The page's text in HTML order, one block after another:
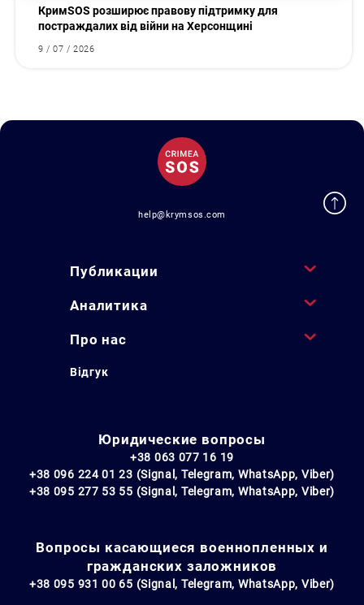
КримSOS розширює правову підтримку для
постраждалих від війни на Херсонщині
9 / 07 / 2026
help@krymsos.com
Публикации
Аналитика
Про нас
Відгук
Юридические вопросы
+38 063 077 16 19
+38 096 224 01 23 (Signal, Telegram, WhatsApp, Viber)
+38 095 277 53 55 (Signal, Telegram, WhatsApp, Viber)
Вопросы касающиеся военнопленных и
гражданских заложников
+38 095 931 00 65 (Signal, Telegram, WhatsApp, Viber)